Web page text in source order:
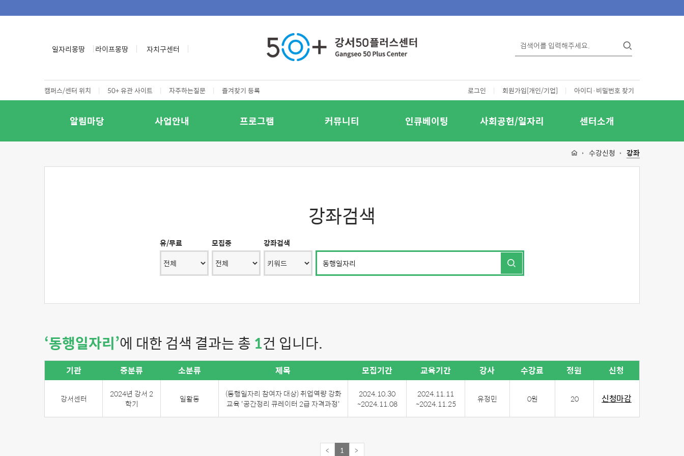
일자리몽땅 라이프몽땅 자치구센터
캠퍼스/센터 위치 | 50+ 유관 사이트 | 자주하는질문 | 즐겨찾기 등록 로그인 | 회원가입[개인/기업] | 아이디·비밀번호 찾기
알림마당 사업안내 프로그램 커뮤니티 인큐베이팅 사회공헌/일자리 센터소개
수강신청 강좌
강좌검색
유/무료 모집중 강좌검색
‘동행일자리’에 대한 검색 결과는 총 1건 입니다.
기관 중분류 소분류 제목 모집기간 교육기간 강사 수강료 정원 신청
강서센터
2024년 강서 2
학기
일활동
(동행일자리 참여자 대상) 취업역량 강화
교육 '공간정리 큐레이터 2급 자격과정'
2024.10.30
~2024.11.08
2024.11.11
~2024.11.25
유정민 0원 20 신청마감
< 1 >